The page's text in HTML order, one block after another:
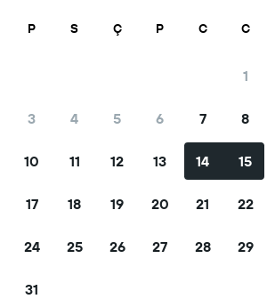
P S Ç P C C
1
3 4 5 6 7 8
10 11 12 13 14 15
17 18 19 20 21 22
24 25 26 27 28 29
31